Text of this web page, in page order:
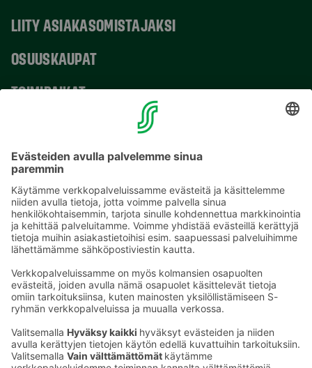
LIITY ASIAKASOMISTAJAKSI
OSUUSKAUPAT
TOIMIPAIKAT
Sähköpostiosoitteet S-ryhmässä ovat muotoa
etunimi.sukunimi@sok.fi
Seuraa meitä: